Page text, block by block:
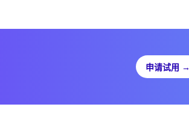
申请试用 →